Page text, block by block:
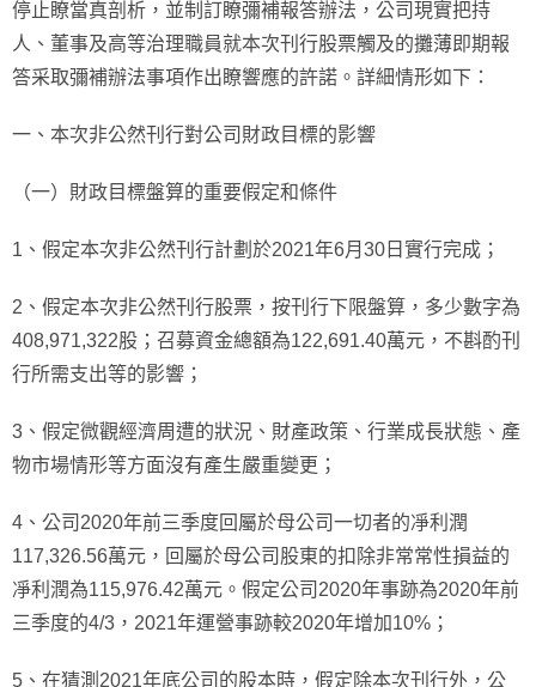
停止瞭當真剖析，並制訂瞭彌補報答辦法，公司現實把持
人、董事及高等治理職員就本次刊行股票觸及的攤薄即期報
答采取彌補辦法事項作出瞭響應的許諾。詳細情形如下：
一、本次非公然刊行對公司財政目標的影響
（一）財政目標盤算的重要假定和條件
1、假定本次非公然刊行計劃於2021年6月30日實行完成；
2、假定本次非公然刊行股票，按刊行下限盤算，多少數字為
408,971,322股；召募資金總額為122,691.40萬元，不斟酌刊
行所需支出等的影響；
3、假定微觀經濟周遭的狀況、財產政策、行業成長狀態、產
物市場情形等方面沒有產生嚴重變更；
4、公司2020年前三季度回屬於母公司一切者的凈利潤
117,326.56萬元，回屬於母公司股東的扣除非常常性損益的
凈利潤為115,976.42萬元。假定公司2020年事跡為2020年前
三季度的4/3，2021年運營事跡較2020年增加10%；
5、在猜測2021年底公司的股本時，假定除本次刊行外，公